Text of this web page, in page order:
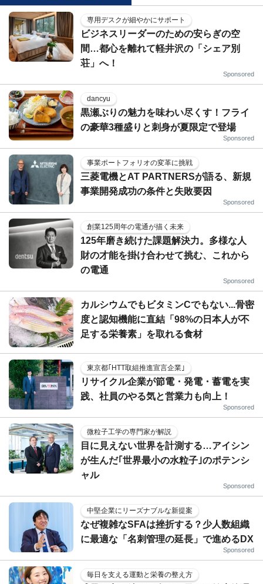
専用デスクが細やかにサポート
ビジネスリーダーのための安らぎの空
間…都心を離れて軽井沢の「シェア別
荘」へ！
Sponsored
dancyu
黒瀬ぶりの魅力を味わい尽くす！フライ
の豪華3種盛りと刺身が夏限定で登場
Sponsored
事業ポートフォリオの変革に挑戦
三菱電機とAT PARTNERSが語る、新規
事業開発成功の条件と失敗要因
Sponsored
創業125周年の電通が描く未来
125年磨き続けた課題解決力。多様な人
財の才能を掛け合わせて挑む、これから
の電通
Sponsored
カルシウムでもビタミンCでもない...骨密
度と認知機能に直結「98%の日本人が不
足する栄養素」を取れる食材
東京都｢HTT取組推進宣言企業｣
リサイクル企業が節電・発電・蓄電を実
践、社員のやる気と営業力も向上！
Sponsored
微粒子工学の専門家が解説
目に見えない世界を計測する…アイシン
が生んだ｢世界最小の水粒子｣のポテンシ
ャル
Sponsored
中堅企業にリーズナブルな新提案
なぜ複雑なSFAは挫折する？少人数組織
に最適な「名刺管理の延長」で進めるDX
Sponsored
毎日を支える運動と栄養の整え方